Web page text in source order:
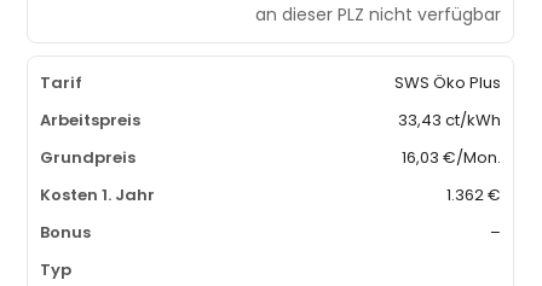
an dieser PLZ nicht verfügbar
SWS Öko Plus
33,43 ct/kWh
16,03 €/Mon.
1.362 €
–